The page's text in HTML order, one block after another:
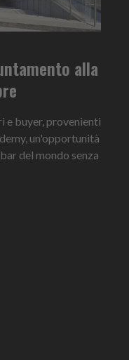
alla
e buyer, provenienti
un'opportunità
del mondo senza